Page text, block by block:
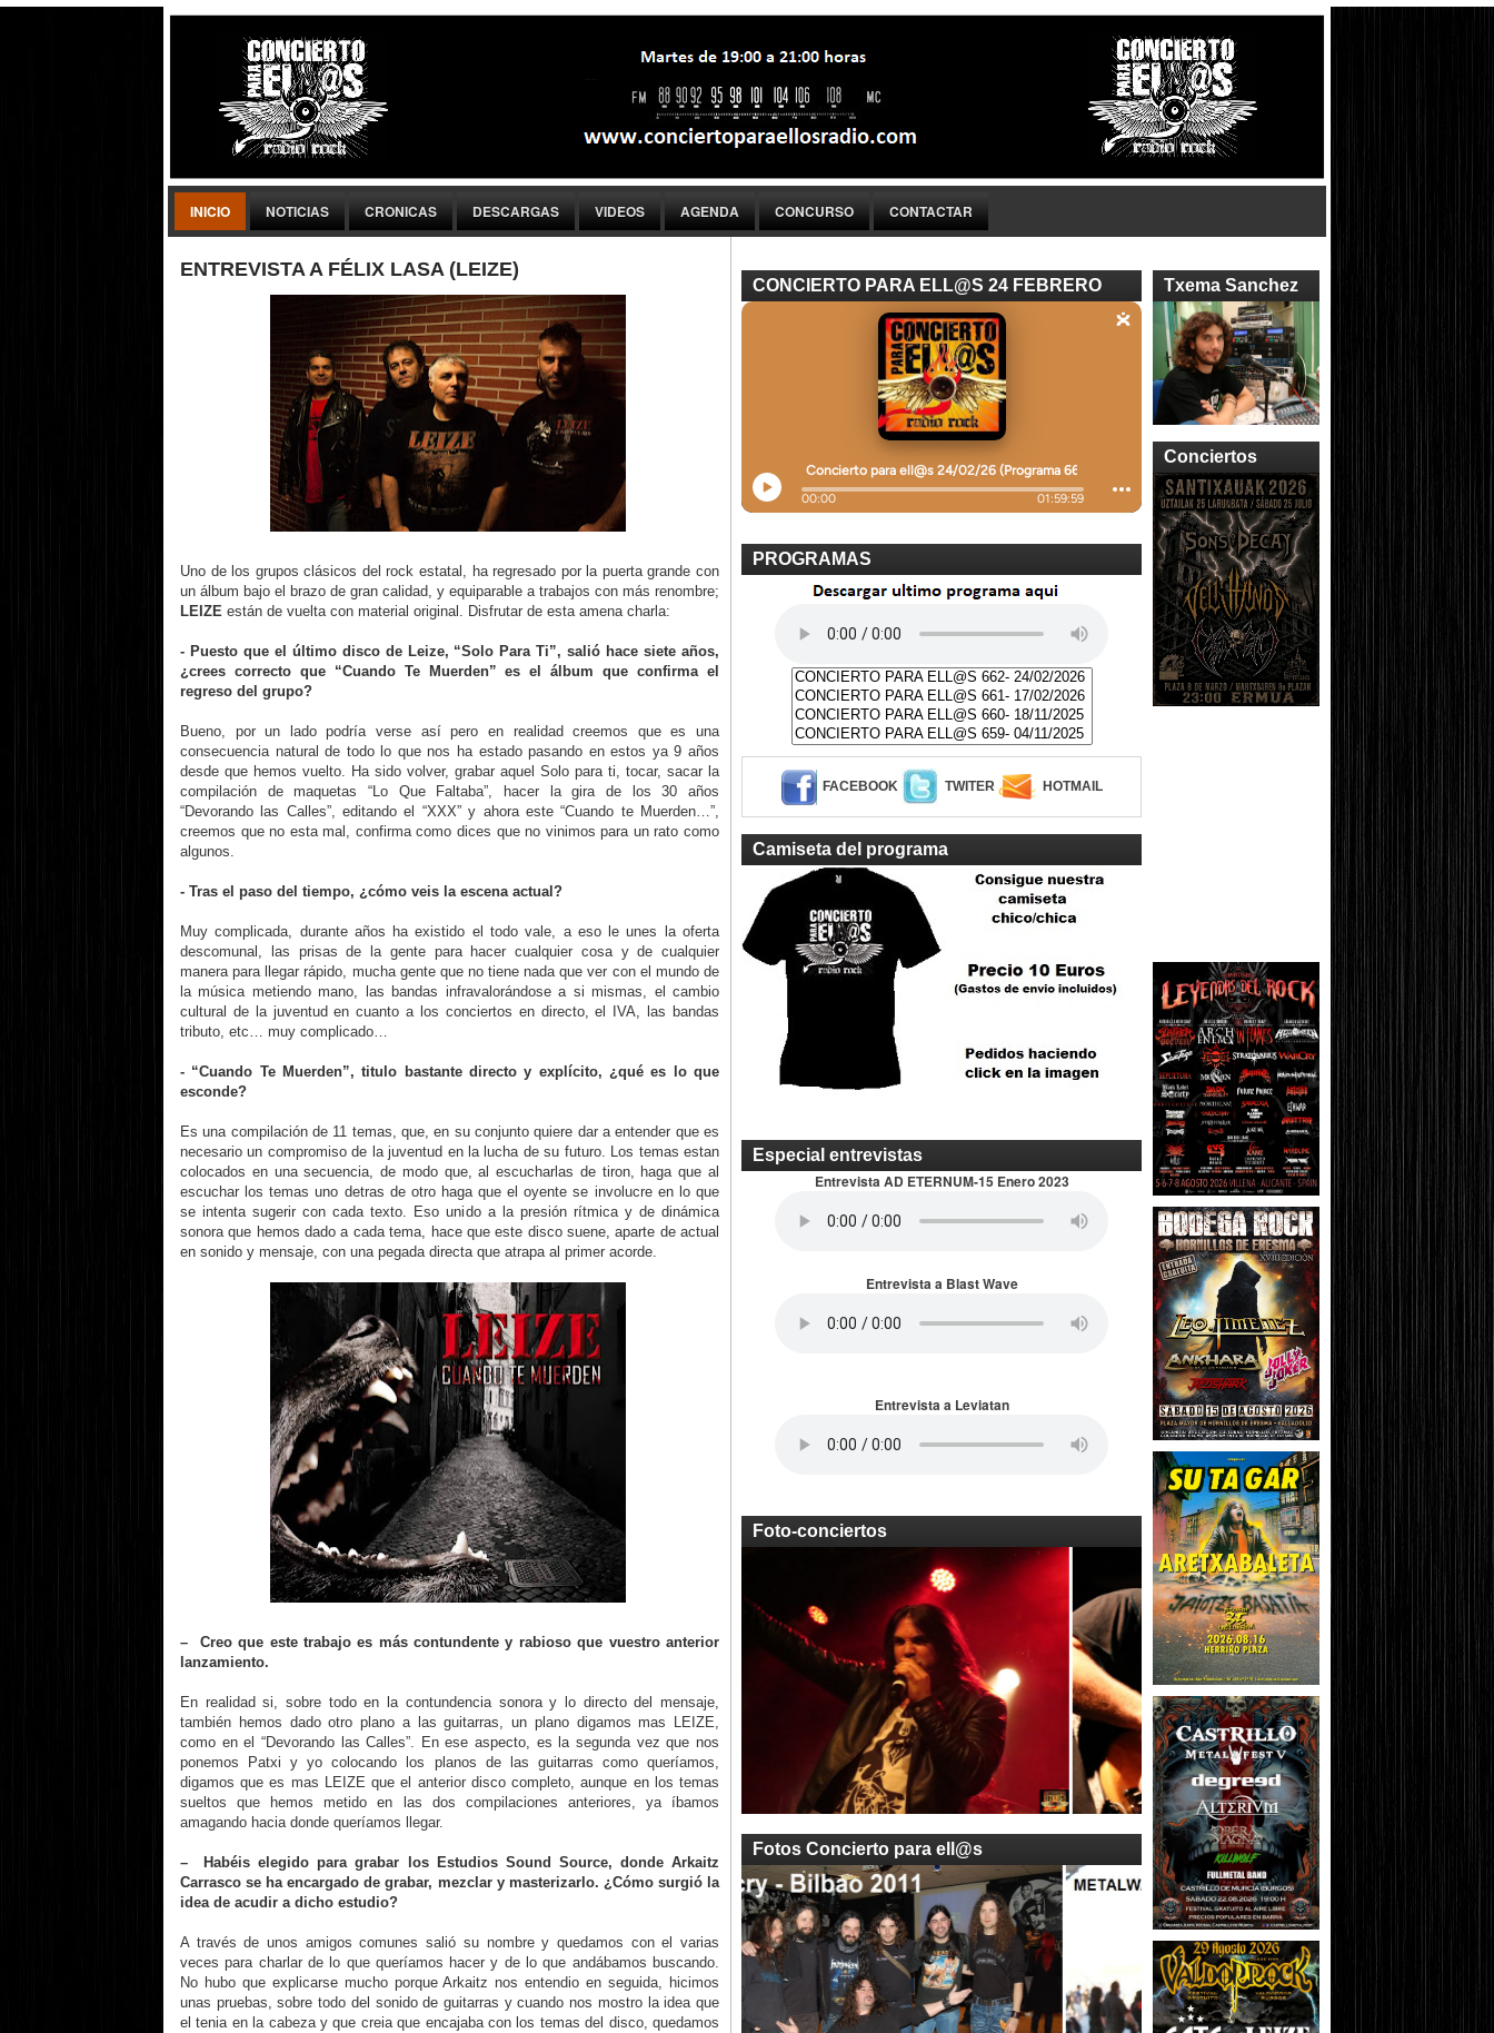
INICIO NOTICIAS CRONICAS DESCARGAS VIDEOS AGENDA CONCURSO CONTACTAR
ENTREVISTA A FÉLIX LASA (LEIZE)
Uno de los grupos clásicos del rock estatal, ha regresado por la puerta grande con
un álbum bajo el brazo de gran calidad, y equiparable a trabajos con más renombre;
LEIZE están de vuelta con material original. Disfrutar de esta amena charla:
- Puesto que el último disco de Leize, “Solo Para Ti”, salió hace siete años,
¿crees correcto que “Cuando Te Muerden” es el álbum que confirma el
regreso del grupo?
Bueno, por un lado podría verse así pero en realidad creemos que es una
consecuencia natural de todo lo que nos ha estado pasando en estos ya 9 años
desde que hemos vuelto. Ha sido volver, grabar aquel Solo para ti, tocar, sacar la
compilación de maquetas “Lo Que Faltaba”, hacer la gira de los 30 años
“Devorando las Calles”, editando el “XXX” y ahora este “Cuando te Muerden…”,
creemos que no esta mal, confirma como dices que no vinimos para un rato como
algunos.
- Tras el paso del tiempo, ¿cómo veis la escena actual?
Muy complicada, durante años ha existido el todo vale, a eso le unes la oferta
descomunal, las prisas de la gente para hacer cualquier cosa y de cualquier
manera para llegar rápido, mucha gente que no tiene nada que ver con el mundo de
la música metiendo mano, las bandas infravalorándose a si mismas, el cambio
cultural de la juventud en cuanto a los conciertos en directo, el IVA, las bandas
tributo, etc… muy complicado…
- “Cuando Te Muerden”, titulo bastante directo y explícito, ¿qué es lo que
esconde?
Es una compilación de 11 temas, que, en su conjunto quiere dar a entender que es
necesario un compromiso de la juventud en la lucha de su futuro. Los temas estan
colocados en una secuencia, de modo que, al escucharlas de tiron, haga que al
escuchar los temas uno detras de otro haga que el oyente se involucre en lo que
se intenta sugerir con cada texto. Eso unido a la presión rítmica y de dinámica
sonora que hemos dado a cada tema, hace que este disco suene, aparte de actual
en sonido y mensaje, con una pegada directa que atrapa al primer acorde.
– Creo que este trabajo es más contundente y rabioso que vuestro anterior
lanzamiento.
En realidad si, sobre todo en la contundencia sonora y lo directo del mensaje,
también hemos dado otro plano a las guitarras, un plano digamos mas LEIZE,
como en el “Devorando las Calles”. En ese aspecto, es la segunda vez que nos
ponemos Patxi y yo colocando los planos de las guitarras como queríamos,
digamos que es mas LEIZE que el anterior disco completo, aunque en los temas
sueltos que hemos metido en las dos compilaciones anteriores, ya íbamos
amagando hacia donde queríamos llegar.
– Habéis elegido para grabar los Estudios Sound Source, donde Arkaitz
Carrasco se ha encargado de grabar, mezclar y masterizarlo. ¿Cómo surgió la
idea de acudir a dicho estudio?
A través de unos amigos comunes salió su nombre y quedamos con el varias
veces para charlar de lo que queríamos hacer y de lo que andábamos buscando.
No hubo que explicarse mucho porque Arkaitz nos entendio en seguida, hicimos
unas pruebas, sobre todo del sonido de guitarras y cuando nos mostro la idea que
el tenia en la cabeza y que creia que encajaba con los temas del disco, quedamos
CONCIERTO PARA ELL@S 24 FEBRERO
PROGRAMAS
FACEBOOK TWITER HOTMAIL
Camiseta del programa
Especial entrevistas
Entrevista AD ETERNUM-15 Enero 2023
Entrevista a Blast Wave
Entrevista a Leviatan
Foto-conciertos
Fotos Concierto para ell@s
Txema Sanchez
Conciertos